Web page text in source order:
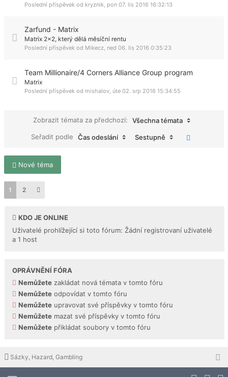
Poslední příspěvek od kryznik, pon 07. lis 2016 16:32:13
Zarfund - Matrix
Matrix 2x2, který dělá měsíční rentu
Poslední příspěvek od Mikecz, ned 06. lis 2016 0:35:23
Team Millionaire/4 Corners Alliance Group program
Matrix
Poslední příspěvek od mishalov, úte 02. srp 2016 15:34:55
Zobrazit témata za předchozí:
Všechna témata
Seřadit podle
Čas odeslání Sestupně
Nové téma
1 2
KDO JE ONLINE
Uživatelé prohlížející si toto fórum: Žádní registrovaní uživatelé
a 1 host
OPRÁVNĚNÍ FÓRA
Nemůžete zakládat nová témata v tomto fóru
Nemůžete odpovídat v tomto fóru
Nemůžete upravovat své příspěvky v tomto fóru
Nemůžete mazat své příspěvky v tomto fóru
Nemůžete přikládat soubory v tomto fóru
Sázky, Hazard, Gambling